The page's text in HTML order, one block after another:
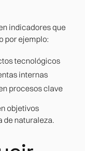
indicadores que
por ejemplo:
tecnológicos
internas
procesos clave
objetivos
de naturaleza.